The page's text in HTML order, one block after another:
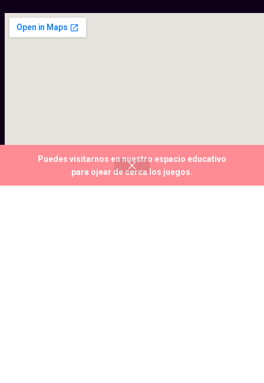
Puedes visitarnos en nuestro espacio educativo
para ojear de cerca los juegos.